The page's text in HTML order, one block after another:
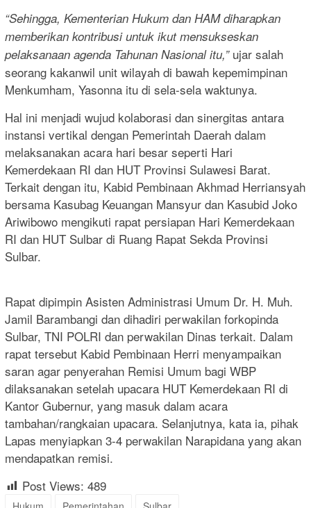
“Sehingga, Kementerian Hukum dan HAM diharapkan
memberikan kontribusi untuk ikut mensukseskan
pelaksanaan agenda Tahunan Nasional itu,”ujar salah
seorang kakanwil unit wilayah di bawah kepemimpinan
Menkumham, Yasonna itu di sela-sela waktunya.
Hal ini menjadi wujud kolaborasi dan sinergitas antara
instansi vertikal dengan Pemerintah Daerah dalam
melaksanakan acara hari besar seperti Hari
Kemerdekaan RI dan HUT Provinsi Sulawesi Barat.
Terkait dengan itu, Kabid Pembinaan Akhmad Herriansyah
bersama Kasubag Keuangan Mansyur dan Kasubid Joko
Ariwibowo mengikuti rapat persiapan Hari Kemerdekaan
RI dan HUT Sulbar di Ruang Rapat Sekda Provinsi
Sulbar.
Rapat dipimpin Asisten Administrasi Umum Dr. H. Muh.
Jamil Barambangi dan dihadiri perwakilan forkopinda
Sulbar, TNI POLRI dan perwakilan Dinas terkait. Dalam
rapat tersebut Kabid Pembinaan Herri menyampaikan
saran agar penyerahan Remisi Umum bagi WBP
dilaksanakan setelah upacara HUT Kemerdekaan RI di
Kantor Gubernur, yang masuk dalam acara
tambahan/rangkaian upacara. Selanjutnya, kata ia, pihak
Lapas menyiapkan 3-4 perwakilan Narapidana yang akan
mendapatkan remisi.
Post Views: 489